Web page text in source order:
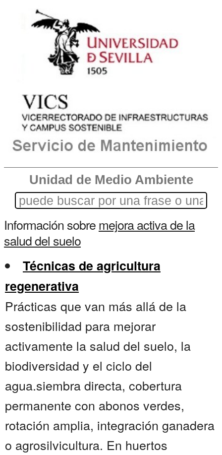
Unidad de Medio Ambiente
Información sobremejora activa de la
salud del suelo
Técnicas de agricultura
regenerativa
Prácticas que van más allá de la
sostenibilidad para mejorar
activamente la salud del suelo, la
biodiversidad y el ciclo del
agua.siembra directa, cobertura
permanente con abonos verdes,
rotación amplia, integración ganadera
o agrosilvicultura. En huertos